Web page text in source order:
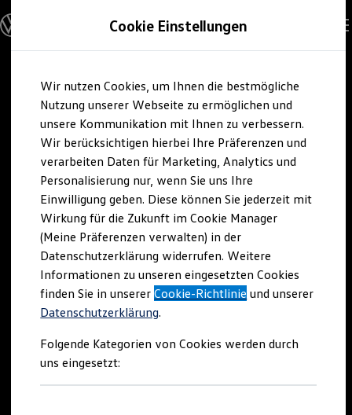
Hauptinhalt
springen
Footer
springen
Modelle und Konfigurator
Konfigurator
Modelle vergleichen
Elektroautos
ENERGY Sondermodelle
Nutzfahrzeuge
SUV und CUV
Familienautos
Kombis
Kompaktwagen
Sportwagen
Schnell verfügbare Fahrzeuge
Angebote und Produkte
Aktuelle Angebote
E-Auto-Förderung
Volkswagen Marktplatz
Die ENERGY Sondermodelle
Junge Gebrauchtwagen und Gebrauchtwagen
Volkswagen Zertifizierte Gebrauchtwagen
Elektromobilität bei Gebrauchtwagen
Saisonangebote
Reifenpakete
Leasing
Leasing-Angebote
Cookie Einstellungen
Wir nutzen Cookies, um Ihnen die bestmögliche
Nutzung unserer Webseite zu ermöglichen und
unsere Kommunikation mit Ihnen zu verbessern.
Wir berücksichtigen hierbei Ihre Präferenzen und
verarbeiten Daten für Marketing, Analytics und
Personalisierung nur, wenn Sie uns Ihre
Einwilligung geben. Diese können Sie jederzeit mit
Wirkung für die Zukunft im Cookie Manager
(Meine Präferenzen verwalten) in der
Datenschutzerklärung widerrufen. Weitere
Informationen zu unseren eingesetzten Cookies
finden Sie in unsererCookie-Richtlinie und unserer
Datenschutzerklärung.
Folgende Kategorien von Cookies werden durch
uns eingesetzt: